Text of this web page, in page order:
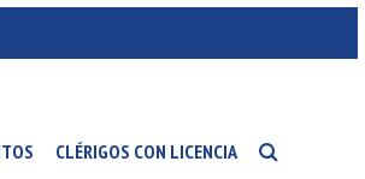
CLÉRIGOS CON LICENCIA